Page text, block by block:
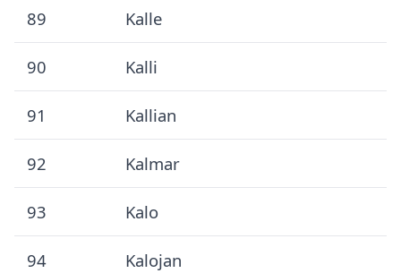
89 Kalle
90 Kalli
91 Kallian
92 Kalmar
93 Kalo
94 Kalojan